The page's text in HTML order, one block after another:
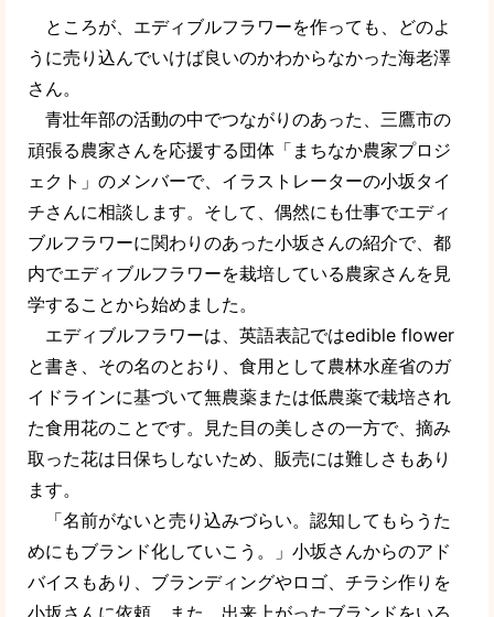
ところが、エディブルフラワーを作っても、どのよ
うに売り込んでいけば良いのかわからなかった海老澤
さん。
青壮年部の活動の中でつながりのあった、三鷹市の
頑張る農家さんを応援する団体「まちなか農家プロジ
ェクト」のメンバーで、イラストレーターの小坂タイ
チさんに相談します。そして、偶然にも仕事でエディ
ブルフラワーに関わりのあった小坂さんの紹介で、都
内でエディブルフラワーを栽培している農家さんを見
学することから始めました。
エディブルフラワーは、英語表記ではedible flower
と書き、その名のとおり、食用として農林水産省のガ
イドラインに基づいて無農薬または低農薬で栽培され
た食用花のことです。見た目の美しさの一方で、摘み
取った花は日保ちしないため、販売には難しさもあり
ます。
「名前がないと売り込みづらい。認知してもらうた
めにもブランド化していこう。」小坂さんからのアド
バイスもあり、ブランディングやロゴ、チラシ作りを